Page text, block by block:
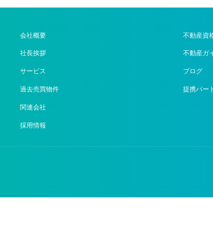
会社概要
社長挨拶
サービス
過去売買物件
関連会社
採用情報
不動産資
不動産ガ
ブログ
提携パー